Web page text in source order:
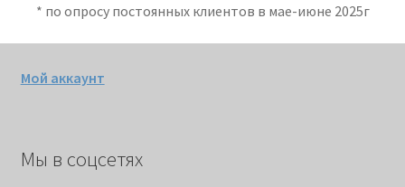
* по опросу постоянных клиентов в мае-июне 2025г
Мой аккаунт
Мы в соцсетях